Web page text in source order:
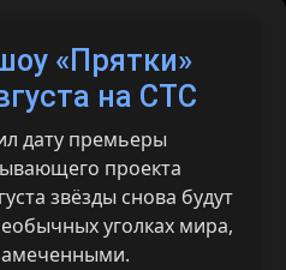
«Прятки»
на СТС
дату премьеры
проекта
звёзды снова будут
уголках мира,